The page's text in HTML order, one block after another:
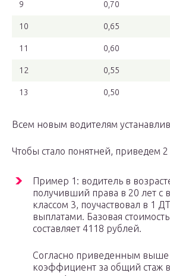
9 0,70
10 0,65
11 0,60
12 0,55
13 0,50
Всем новым водителям
Чтобы стало понятней, приведем
Пример 1: водитель в
получивший права в 20 лет с
классом 3, поучаствовал в 1
выплатами. Базовая
составляет 4118 рублей.
Согласно приведенным
коэффициент за общий стаж